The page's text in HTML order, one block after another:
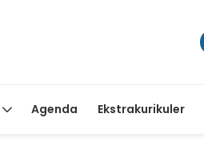
Agenda Ekstrakurikuler